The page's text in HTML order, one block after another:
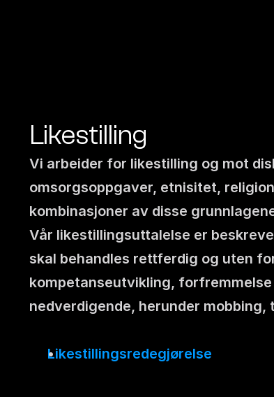
Likestilling
Vi arbeider for likestilling og mot
omsorgsoppgaver, etnisitet,
kombinasjoner av disse
Vår likestillingsuttalelse er
skal behandles rettferdig og uten
kompetanseutvikling,
nedverdigende, herunder
Likestillingsredegjørelse